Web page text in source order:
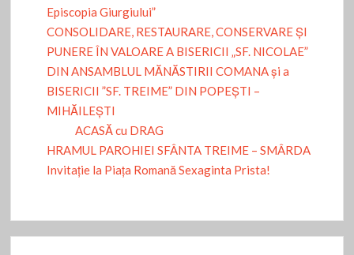
Episcopia Giurgiului”
CONSOLIDARE, RESTAURARE, CONSERVARE ȘI
PUNERE ÎN VALOARE A BISERICII „SF. NICOLAE”
DIN ANSAMBLUL MĂNĂSTIRII COMANA și a
BISERICII ”SF. TREIME” DIN POPEȘTI –
MIHĂILEȘTI
ACASĂ cu DRAG
HRAMUL PAROHIEI SFÂNTA TREIME – SMÂRDA
Invitație la Piața Romană Sexaginta Prista!